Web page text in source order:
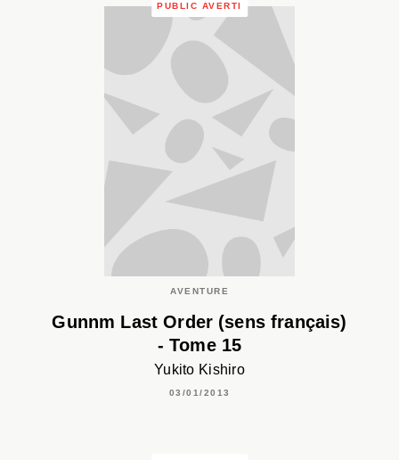
PUBLIC AVERTI
AVENTURE
Gunnm Last Order (sens français)
- Tome 15
Yukito Kishiro
03/01/2013